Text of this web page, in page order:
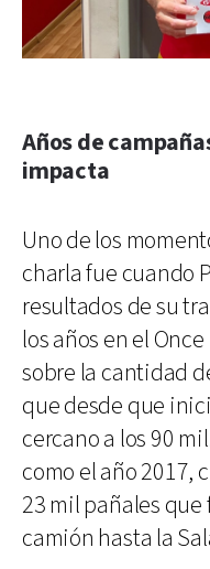
Años de
impacta
Uno de los
charla fue cuando
resultados de su
los años en el
sobre la cantidad
que desde que
cercano a los 90
como el año 2017,
23 mil pañales
camión hasta la